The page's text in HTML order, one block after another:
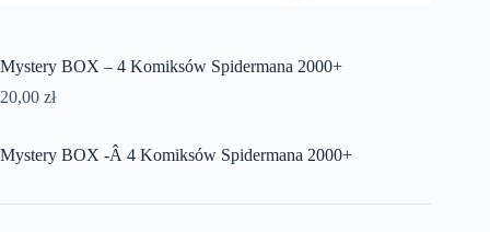
Mystery BOX – 4 Komiksów Spidermana 2000+
20,00 zł
Mystery BOX -Â 4 Komiksów Spidermana 2000+